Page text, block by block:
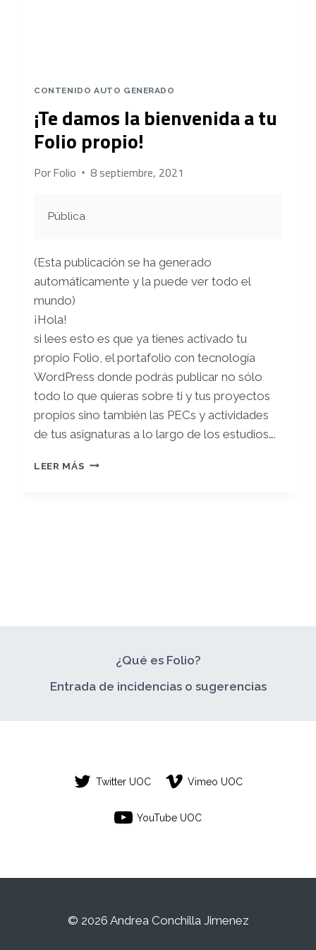
CONTENIDO AUTO GENERADO
¡Te damos la bienvenida a tu
Folio propio!
PorFolio 8 septiembre, 2021
Pública
(Esta publicación se ha generado
automáticamente y la puede ver todo el
mundo)
¡Hola!
si lees esto es que ya tienes activado tu
propio Folio, el portafolio con tecnología
WordPress donde podrás publicar no sólo
todo lo que quieras sobre ti y tus proyectos
propios sino también las PECs y actividades
de tus asignaturas a lo largo de los estudios….
LEER MÁS ¡TE
¿Qué es Folio?
Entrada de incidencias o sugerencias
Twitter UOC Vimeo UOC
YouTube UOC
© 2026 Andrea Conchilla Jimenez